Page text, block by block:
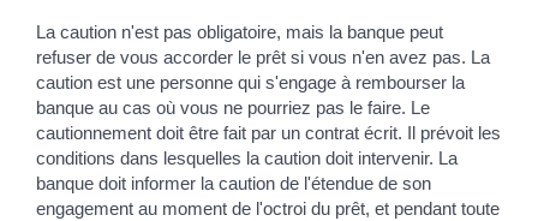
La caution n'est pas obligatoire, mais la banque peut
refuser de vous accorder le prêt si vous n'en avez pas. La
caution est une personne qui s'engage à rembourser la
banque au cas où vous ne pourriez pas le faire. Le
cautionnement doit être fait par un contrat écrit. Il prévoit les
conditions dans lesquelles la caution doit intervenir. La
banque doit informer la caution de l'étendue de son
engagement au moment de l'octroi du prêt, et pendant toute